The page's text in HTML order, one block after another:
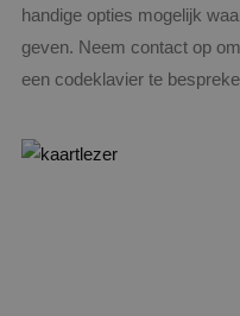
handige opties mogelijk
geven. Neem contact op
een codeklavier te